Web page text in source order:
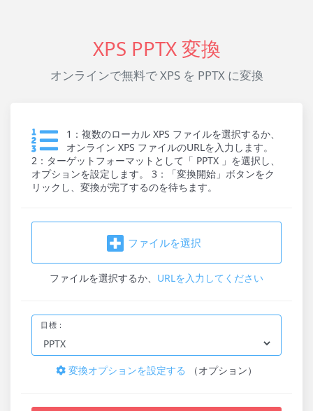
XPS PPTX 変換
オンラインで無料で XPS を PPTX に変換
1：複数のローカル XPS ファイルを選択するか、
オンライン XPS ファイルのURLを入力します。
2：ターゲットフォーマットとして「 PPTX 」を選択し、
オプションを設定します。 3：「変換開始」ボタンをク
リックし、変換が完了するのを待ちます。
ファイルを選択
ファイルを選択するか、 URLを入力してください
目標：
変換オプションを設定する （オプション）